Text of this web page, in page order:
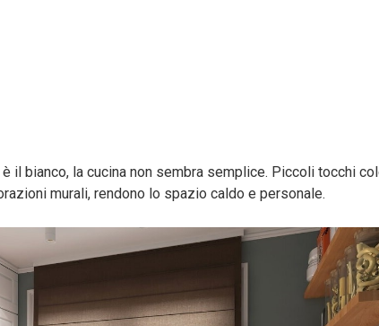
il bianco, la cucina non sembra semplice. Piccoli tocchi
murali, rendono lo spazio caldo e personale.